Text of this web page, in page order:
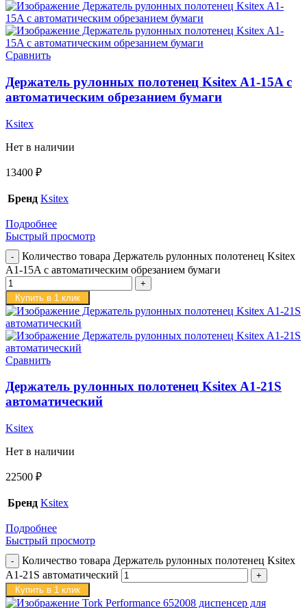
Сравнить
Держатель рулонных полотенец Ksitex A1-15A с
автоматическим обрезанием бумаги
Ksitex
Нет в наличии
13400 ₽
Бренд Ksitex
Подробнее
Быстрый просмотр
Количество товара Держатель рулонных полотенец Ksitex
A1-15A с автоматическим обрезанием бумаги
Купить в 1 клик
Сравнить
Держатель рулонных полотенец Ksitex A1-21S
автоматический
Ksitex
Нет в наличии
22500 ₽
Бренд Ksitex
Подробнее
Быстрый просмотр
Количество товара Держатель рулонных полотенец Ksitex
A1-21S автоматический
Купить в 1 клик